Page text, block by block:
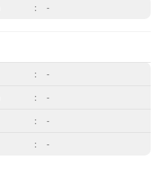
: -
:
-
:
-
:
-
: -